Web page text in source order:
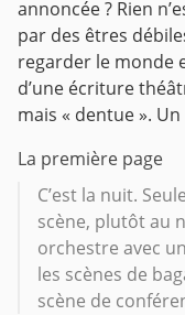
annoncée ? Rien
par des êtres
regarder le monde
d’une écriture
mais « dentue ».
La première page
C’est la nuit.
scène, plutôt au
orchestre avec
les scènes de
scène de